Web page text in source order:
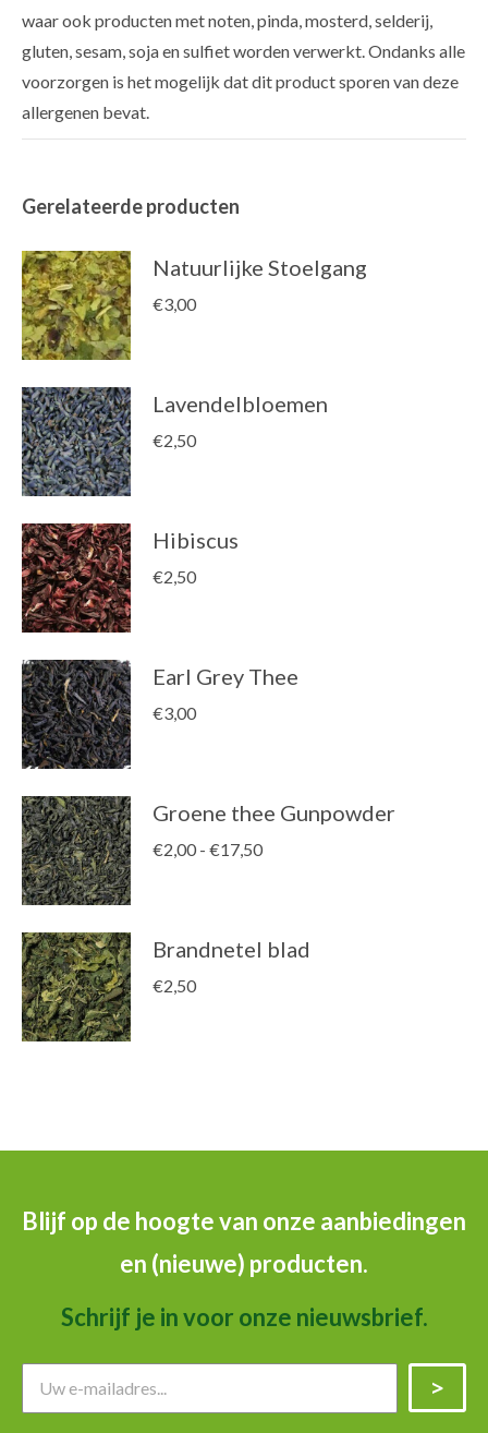
waar ook producten met noten, pinda, mosterd, selderij,
gluten, sesam, soja en sulfiet worden verwerkt. Ondanks alle
voorzorgen is het mogelijk dat dit product sporen van deze
allergenen bevat.
Gerelateerde producten
Natuurlijke Stoelgang
€3,00
Lavendelbloemen
€2,50
Hibiscus
€2,50
Earl Grey Thee
€3,00
Groene thee Gunpowder
€2,00 - €17,50Prijsklasse:
€17,50
Brandnetel blad
€2,50
Blijf op de hoogte van onze aanbiedingen
en (nieuwe) producten.
Schrijf je in voor onze nieuwsbrief.